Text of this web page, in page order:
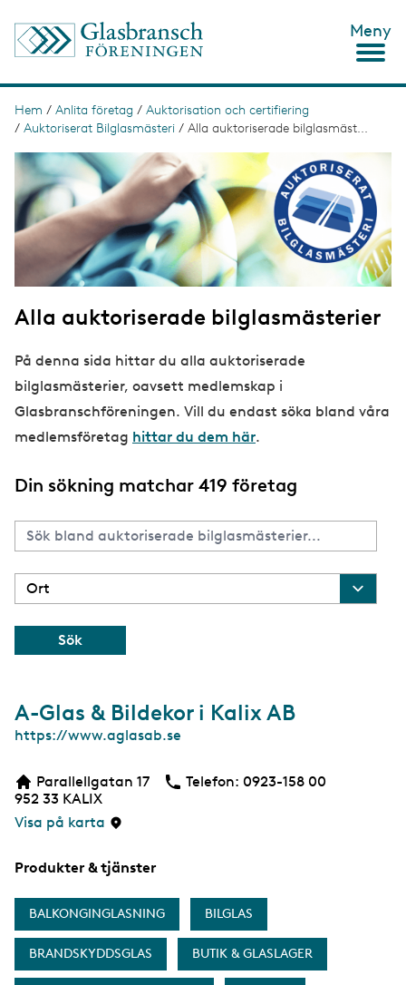
Meny
L
n
k
s
t
g
Hem / Anlita företag / Auktorisation och certifiering
/ Auktoriserat Bilglasmästeri / Alla auktoriserade bilglasmäst...
I
m
a
g
e
Alla auktoriserade bilglasmästerier
På denna sida hittar du alla auktoriserade
bilglasmästerier, oavsett medlemskap i
Glasbranschföreningen. Vill du endast söka bland våra
medlemsföretag hittar du dem här.
Din sökning matchar 419 företag
A-Glas & Bildekor i Kalix AB
W
https://www.aglasab.se
Parallellgatan 17
952 33 KALIX
Visa på karta
Telefon: Telefon
0923-158 00
Produkter & tjänster
BALKONGINGLASNING BILGLAS
BRANDSKYDDSGLAS BUTIK & GLASLAGER